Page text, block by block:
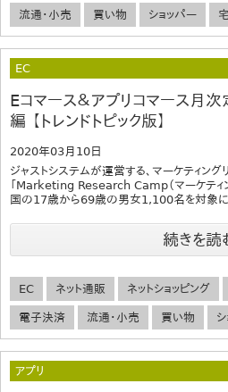
流通・小売 買い物 ショッパー
EC
Eコマース＆アプリコマース
編 【トレンドトピック版】
2020年03月10日
ジャストシステムが運営する、マーケティン
「Marketing Research Camp（マーケティン
国の17歳から69歳の男女1,100名を対象に
続きを読
EC ネット通販 ネットショッピング
電子決済 流通・小売 買い物
アプリ